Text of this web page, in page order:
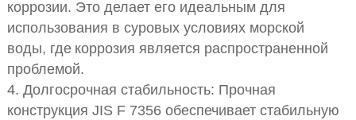
коррозии. Это делает его идеальным для
использования в суровых условиях морской
воды, где коррозия является распространенной
проблемой.
4. Долгосрочная стабильность: Прочная
конструкция JIS F 7356 обеспечивает стабильную